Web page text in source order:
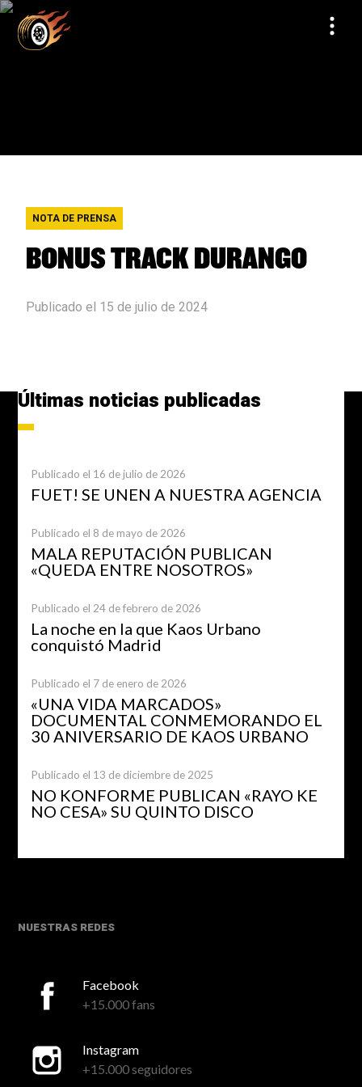
NOTA DE PRENSA
BONUS TRACK DURANGO
Publicado el 15 de julio de 2024
Últimas noticias publicadas
Publicado el 16 de julio de 2026
FUET! SE UNEN A NUESTRA AGENCIA
Publicado el 8 de mayo de 2026
MALA REPUTACIÓN PUBLICAN
«QUEDA ENTRE NOSOTROS»
Publicado el 24 de febrero de 2026
La noche en la que Kaos Urbano
conquistó Madrid
Publicado el 7 de enero de 2026
«UNA VIDA MARCADOS»
DOCUMENTAL CONMEMORANDO EL
30 ANIVERSARIO DE KAOS URBANO
Publicado el 13 de diciembre de 2025
NO KONFORME PUBLICAN «RAYO KE
NO CESA» SU QUINTO DISCO
NUESTRAS REDES
Facebook
+15.000 fans
Instagram
+15.000 seguidores